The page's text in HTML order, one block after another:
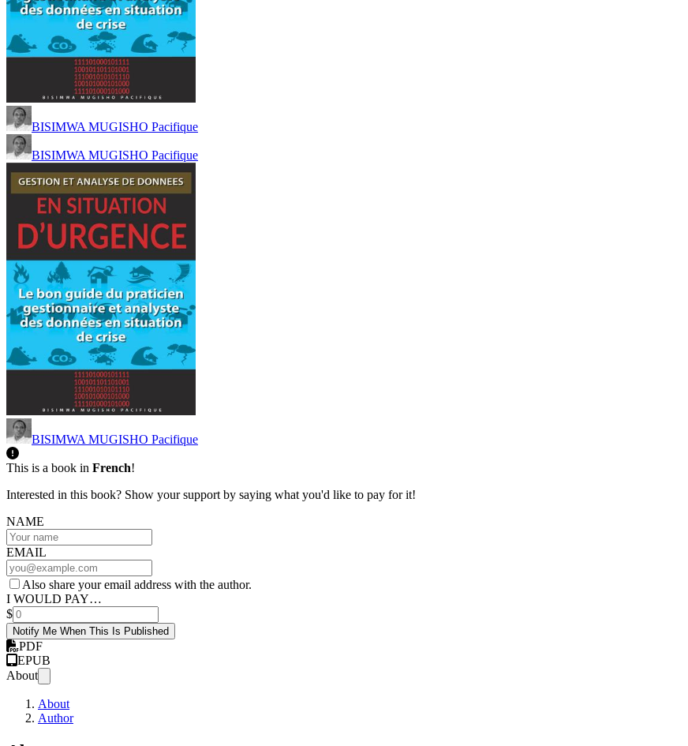
BISIMWA MUGISHO Pacifique
BISIMWA MUGISHO Pacifique
BISIMWA MUGISHO Pacifique
This is a book in French!
Interested in this book? Show your support by saying what you'd like to pay for it!
NAME
EMAIL
Also share your email address with the author.
I WOULD PAY…
$
Notify Me When This Is Published
PDF
EPUB
About
About
Author